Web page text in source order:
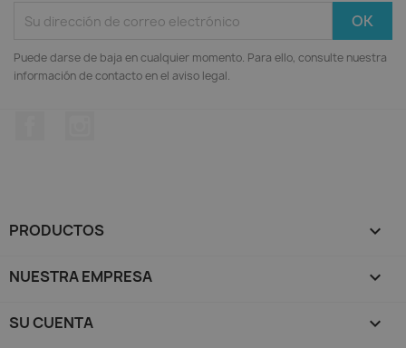
Puede darse de baja en cualquier momento. Para ello, consulte nuestra
información de contacto en el aviso legal.
PRODUCTOS 
NUESTRA EMPRESA 
SU CUENTA 